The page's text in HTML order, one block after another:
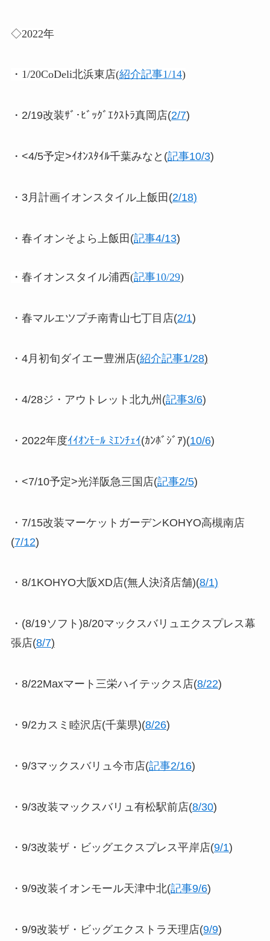
◇2022年
・1/20CoDeli北浜東店(紹介記事1/14)
・2/19改装ｻﾞ･ﾋﾞｯｸﾞｴｸｽﾄﾗ真岡店(2/7)
・<4/5予定>ｲｵﾝｽﾀｲﾙ千葉みなと(記事10/3)
・3月計画イオンスタイル上飯田(2/18)
・春イオンそよら上飯田(記事4/13)
・春イオンスタイル浦西(記事10/29)
・春マルエツプチ南青山七丁目店(2/1)
・4月初旬ダイエー豊洲店(紹介記事1/28)
・4/28ジ・アウトレット北九州(記事3/6)
・2022年度ｲｲｵﾝﾓｰﾙ ﾐｴﾝﾁｪｲ(ｶﾝﾎﾞｼﾞｱ)(10/6)
・<7/10予定>光洋阪急三国店(記事2/5)
・7/15改装マーケットガーデンKOHYO高槻南店
(7/12)
・8/1KOHYO大阪XD店(無人決済店舗)(8/1)
・(8/19ソフト)8/20マックスバリュエクスプレス幕
張店(8/7)
・8/22Maxマート三栄ハイテックス店(8/22)
・9/2カスミ睦沢店(千葉県)(8/26)
・9/3マックスバリュ今市店(記事2/16)
・9/3改装マックスバリュ有松駅前店(8/30)
・9/3改装ザ・ビッグエクスプレス平岸店(9/1)
・9/9改装イオンモール天津中北(記事9/6)
・9/9改装ザ・ビッグエクストラ天理店(9/9)